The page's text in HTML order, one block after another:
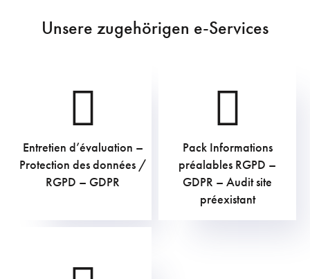
Unsere zugehörigen e-Services
Entretien d’évaluation –
Protection des données /
RGPD – GDPR
169,40€
Pack Informations
préalables RGPD –
GDPR – Audit site
préexistant
907,50 €